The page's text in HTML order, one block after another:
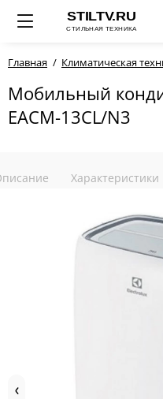
Главная Климатическая
Мобильный
EACM-13CL/N3
Характеристики